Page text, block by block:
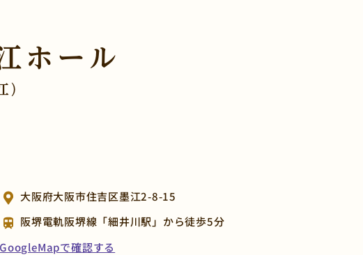
ホール
）
大阪府大阪市住吉区墨江2-8-15
阪堺電軌阪堺線「細井川駅」から徒歩5分
GoogleMapで確認する